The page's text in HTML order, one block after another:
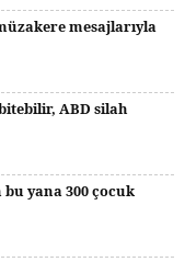
mesajlarıyla
ABD silah
bu yana 300 çocuk